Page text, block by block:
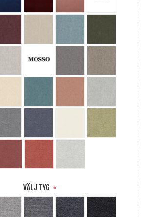
VÄLJ TYG *